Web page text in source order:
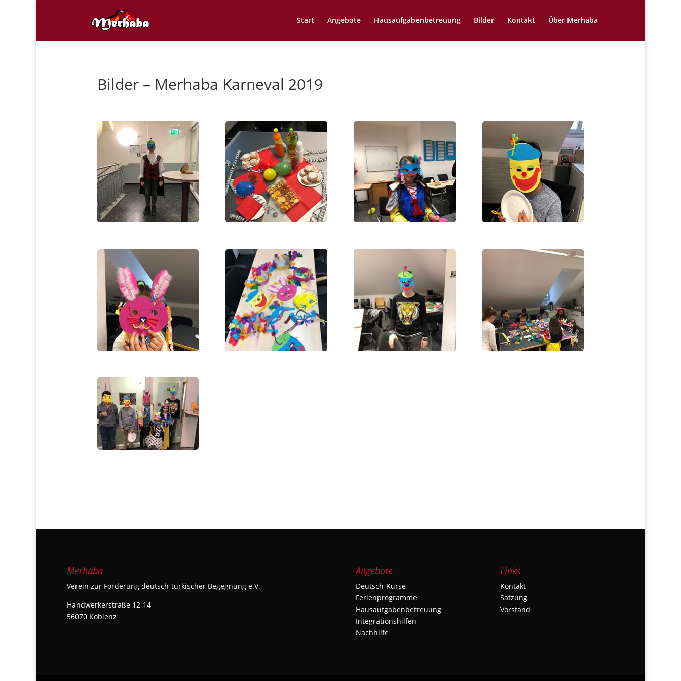
Start Angebote Hausaufgabenbetreuung Bilder Kontakt Über Merhaba
Bilder – Merhaba Karneval 2019
Merhaba
Verein zur Förderung deutsch-türkischer Begegnung e.V.
Handwerkerstraße 12-14
56070 Koblenz
Angebote
Deutsch-Kurse
Ferienprogramme
Hausaufgabenbetreuung
Integrationshilfen
Nachhilfe
Links
Kontakt
Satzung
Vorstand